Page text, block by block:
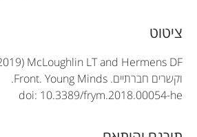
A
r
t
i
c
ציטוט
McLoughlin LT and Hermens DF
וקשרים חברתיים. Front. Young Minds
.
doi: 10.3389/frym.2018.00054-he